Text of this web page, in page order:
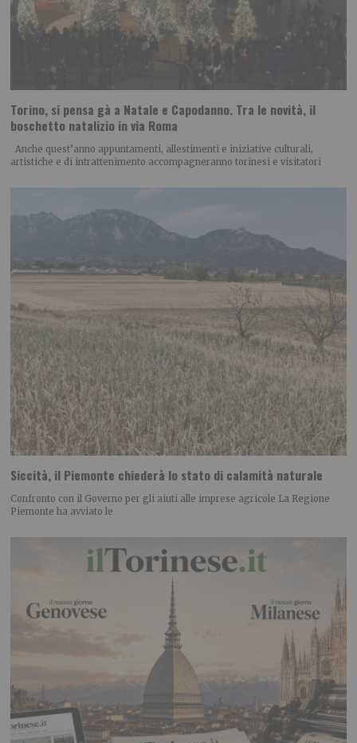
Torino, si pensa gà a Natale e Capodanno. Tra le novità, il
boschetto natalizio in via Roma
Anche quest’anno appuntamenti, allestimenti e iniziative culturali,
artistiche e di intrattenimento accompagneranno torinesi e visitatori
Siccità, il Piemonte chiederà lo stato di calamità naturale
Confronto con il Governo per gli aiuti alle imprese agricole La Regione
Piemonte ha avviato le